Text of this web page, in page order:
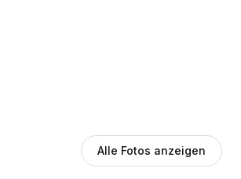
Alle Fotos anzeigen